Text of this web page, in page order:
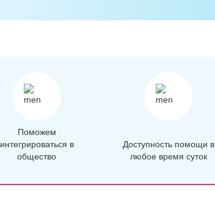
Поможем
интегрироваться в
общество
Доступность помощи в
любое время суток